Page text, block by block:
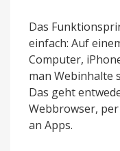
Das
einfach: Auf
Computer,
man Webinhalte
Das geht
Webbrowser,
an Apps.